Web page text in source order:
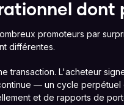
dont
promoteurs par
différentes.
transaction. L'acheteur
— un cycle
et de rapports de